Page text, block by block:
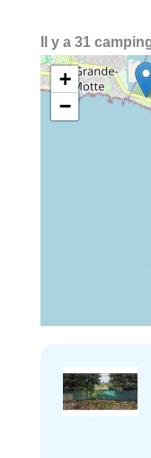
Il y a 31
+
−